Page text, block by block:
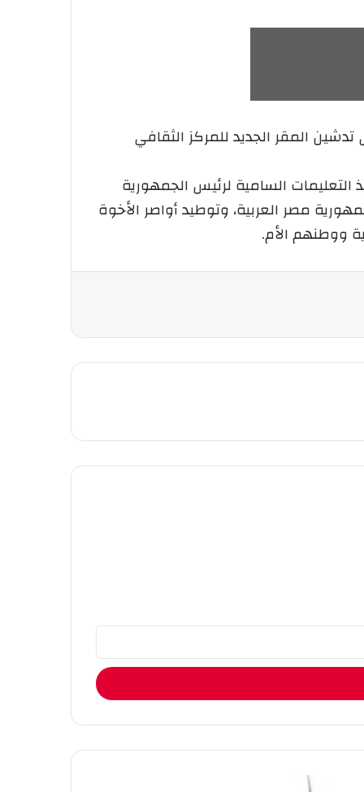
تدشين المقر الجديد للمركز الثقافي
التعليمات السامية لرئيس الجمهورية
مصر العربية، وتوطيد أواصر الأخوة
ووطنهم الأم.